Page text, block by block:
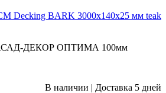
Decking BARK 3000х140х25 мм teak
ДЕКОР ОПТИМА 100мм
В наличии | Доставка 5 дней